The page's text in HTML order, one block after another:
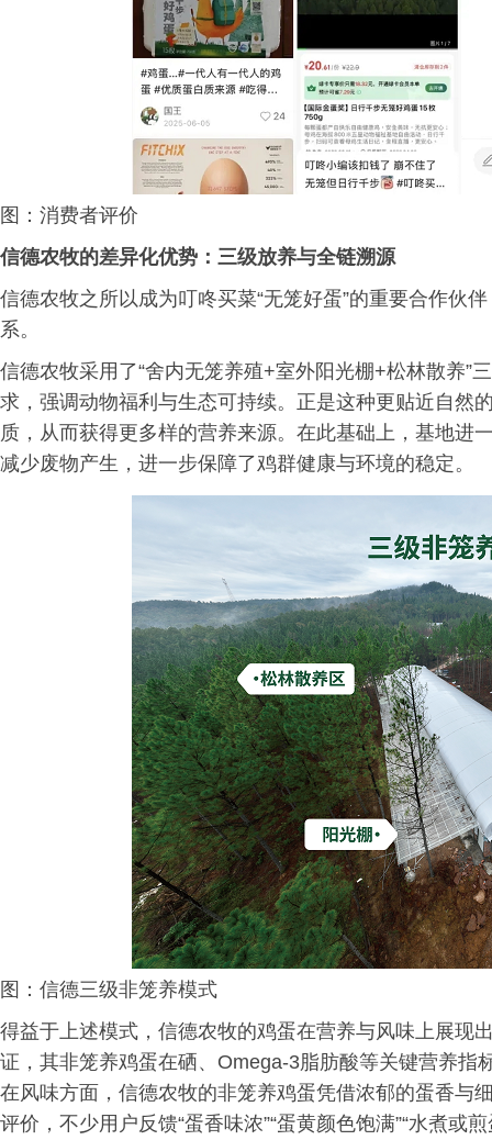
图：消费者评价
信德农牧的差异化优势：三级放养与全链溯源
信德农牧之所以成为叮咚买菜“无笼好蛋”的重要合作伙
系。
信德农牧采用了“舍内无笼养殖+室外阳光棚+松林散养”
求，强调动物福利与生态可持续。正是这种更贴近自然
质，从而获得更多样的营养来源。在此基础上，基地进
减少废物产生，进一步保障了鸡群健康与环境的稳定。
图：信德三级非笼养模式
得益于上述模式，信德农牧的鸡蛋在营养与风味上展现
证，其非笼养鸡蛋在硒、Omega-3脂肪酸等关键营养指
在风味方面，信德农牧的非笼养鸡蛋凭借浓郁的蛋香与
评价，不少用户反馈“蛋香味浓”“蛋黄颜色饱满”“水煮或